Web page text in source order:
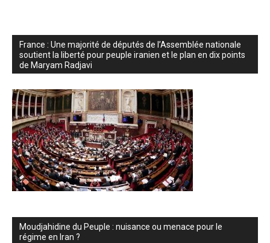
France : Une majorité de députés de l’Assemblée nationale
soutient la liberté pour peuple iranien et le plan en dix points
de Maryam Radjavi
Moudjahidine du Peuple : nuisance ou menace pour le
régime en Iran ?